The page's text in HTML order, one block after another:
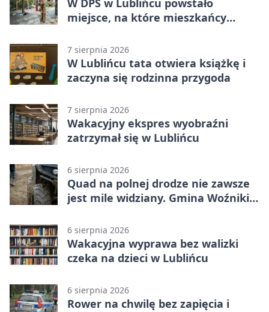
W DPS w Lublińcu powstało
miejsce, na które mieszkańcy
7 sierpnia 2026
W Lublińcu tata otwiera książkę i
zaczyna się rodzinna przygoda
7 sierpnia 2026
Wakacyjny ekspres wyobraźni
zatrzymał się w Lublińcu
6 sierpnia 2026
Quad na polnej drodze nie zawsze
jest mile widziany. Gmina Woźniki
6 sierpnia 2026
Wakacyjna wyprawa bez walizki
czeka na dzieci w Lublińcu
6 sierpnia 2026
Rower na chwilę bez zapięcia i